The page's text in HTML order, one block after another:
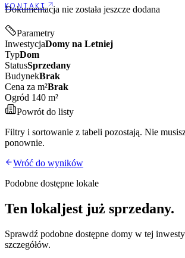
KONTAKT
Dokumentacja nie została jeszcze dodana
Parametry
InwestycjaDomy na Letniej
TypDom
StatusSprzedany
BudynekBrak
Cena za m²Brak
Ogród 140 m²
Powrót do listy
Filtry i sortowanie z tabeli pozostają. Nie
ponownie.
Wróć do wyników
Podobne dostępne lokale
Ten lokaljest już sprzedany.
Sprawdź podobne dostępne domy w tej
szczegółów.